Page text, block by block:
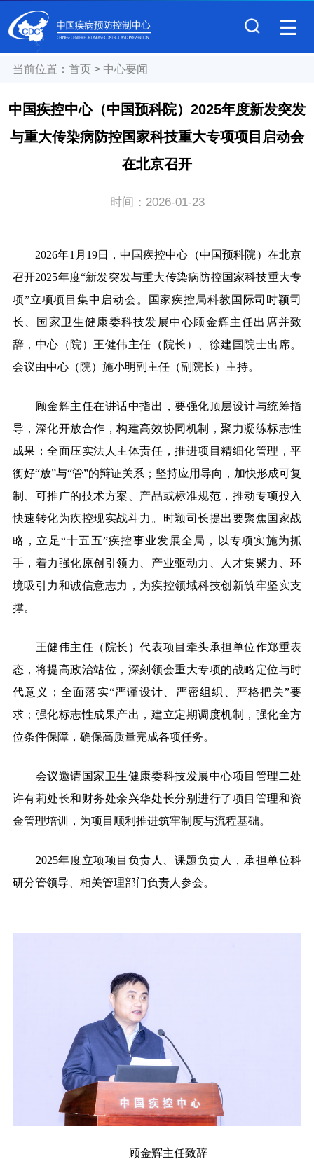
当前位置： 首页> 中心要闻
中国疾控中心（中国预科院）2025年度新发突发
与重大传染病防控国家科技重大专项项目启动会
在北京召开
时间： 2026-01-23
2026年1月19日，中国疾控中心（中国预科院）在北京
召开2025年度“新发突发与重大传染病防控国家科技重大专
项”立项项目集中启动会。国家疾控局科教国际司时颖司
长、国家卫生健康委科技发展中心顾金辉主任出席并致
辞，中心（院）王健伟主任（院长）、徐建国院士出席。
会议由中心（院）施小明副主任（副院长）主持。
顾金辉主任在讲话中指出，要强化顶层设计与统筹指
导，深化开放合作，构建高效协同机制，聚力凝练标志性
成果；全面压实法人主体责任，推进项目精细化管理，平
衡好“放”与“管”的辩证关系；坚持应用导向，加快形成可复
制、可推广的技术方案、产品或标准规范，推动专项投入
快速转化为疾控现实战斗力。时颖司长提出要聚焦国家战
略，立足“十五五”疾控事业发展全局，以专项实施为抓
手，着力强化原创引领力、产业驱动力、人才集聚力、环
境吸引力和诚信意志力，为疾控领域科技创新筑牢坚实支
撑。
王健伟主任（院长）代表项目牵头承担单位作郑重表
态，将提高政治站位，深刻领会重大专项的战略定位与时
代意义；全面落实“严谨设计、严密组织、严格把关”要
求；强化标志性成果产出，建立定期调度机制，强化全方
位条件保障，确保高质量完成各项任务。
会议邀请国家卫生健康委科技发展中心项目管理二处
许有莉处长和财务处余兴华处长分别进行了项目管理和资
金管理培训，为项目顺利推进筑牢制度与流程基础。
2025年度立项项目负责人、课题负责人，承担单位科
研分管领导、相关管理部门负责人参会。
顾金辉主任致辞